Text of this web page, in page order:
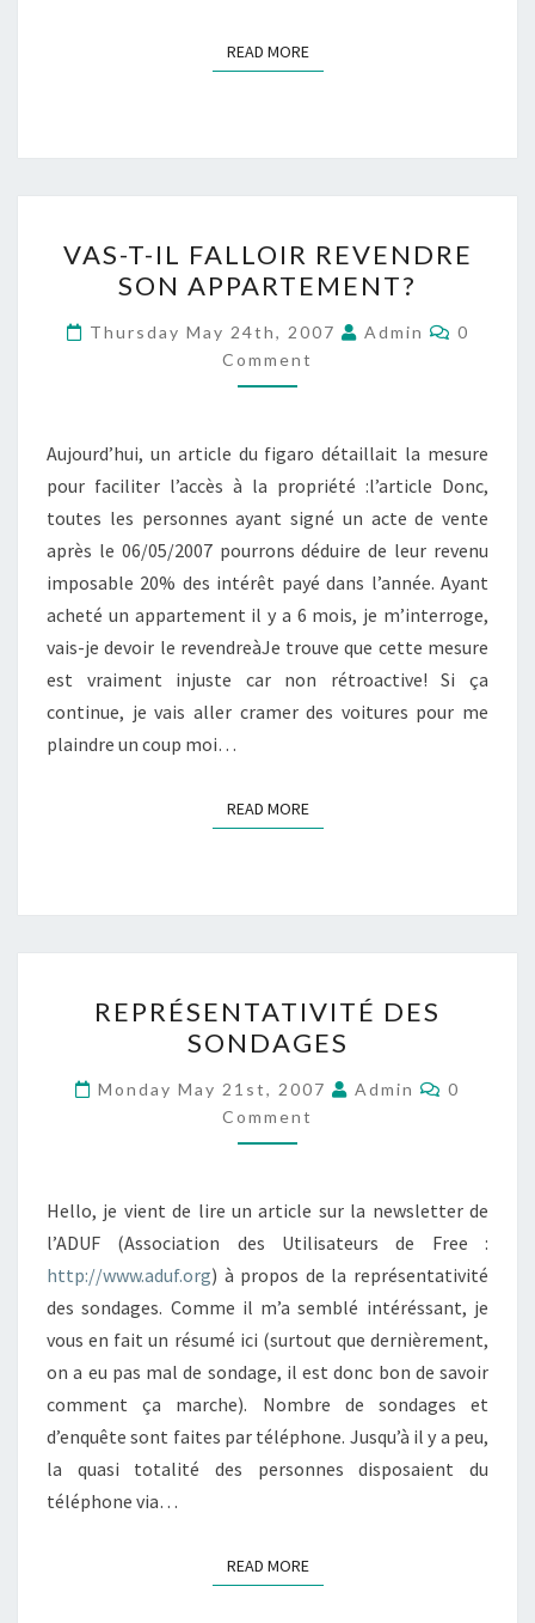
READ MOREREAD MORE
T-
IL
FALLOIR
REVENDRE
SON
VAS-T-IL FALLOIR REVENDRE
SON APPARTEMENT?
Thursday May 24th, 2007 Admin
0
Comment
Aujourd’hui, un article du figaro détaillait la mesure
pour faciliter l’accès à la propriété :l’article Donc,
toutes les personnes ayant signé un acte de vente
après le 06/05/2007 pourrons déduire de leur revenu
imposable 20% des intérêt payé dans l’année. Ayant
acheté un appartement il y a 6 mois, je m’interroge,
vais-je devoir le revendreàJe trouve que cette mesure
est vraiment injuste car non rétroactive! Si ça
continue, je vais aller cramer des voitures pour me
plaindre un coup moi…
READ MOREREAD MORE
DES
SONDAGES
REPRÉSENTATIVITÉ DES
SONDAGES
Monday May 21st, 2007 Admin
0
Comment
Hello, je vient de lire un article sur la newsletter de
l’ADUF (Association des Utilisateurs de Free :
http://www.aduf.org) à propos de la représentativité
des sondages. Comme il m’a semblé intéréssant, je
vous en fait un résumé ici (surtout que dernièrement,
on a eu pas mal de sondage, il est donc bon de savoir
comment ça marche). Nombre de sondages et
d’enquête sont faites par téléphone. Jusqu’à il y a peu,
la quasi totalité des personnes disposaient du
téléphone via…
READ MOREREAD MORE